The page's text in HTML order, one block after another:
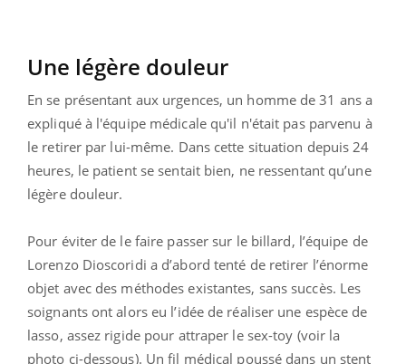
Une légère douleur
En se présentant aux urgences, un homme de 31 ans a
expliqué à l'équipe médicale qu'il n'était pas parvenu à
le retirer par lui-même. Dans cette situation depuis 24
heures, le patient se sentait bien, ne ressentant qu’une
légère douleur.
Pour éviter de le faire passer sur le billard, l’équipe de
Lorenzo Dioscoridi a d’abord tenté de retirer l’énorme
objet avec des méthodes existantes, sans succès. Les
soignants ont alors eu l’idée de réaliser une espèce de
lasso, assez rigide pour attraper le sex-toy (voir la
photo ci-dessous). Un fil médical poussé dans un stent